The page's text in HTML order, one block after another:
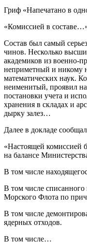
Гриф «Напечатано в
«Комиссией в
Состав был самый
чинов. Несколько
академиков из военно-
неприметный и никому
математических наук.
неименитый, проявил
постановки учета и
хранения в складах и
дырку залез…
Далее в докладе
«Настоящей комиссией
на балансе
В том числе
В том числе
Морского Флота по
В том числе
ядерных отходов.
В том числе…